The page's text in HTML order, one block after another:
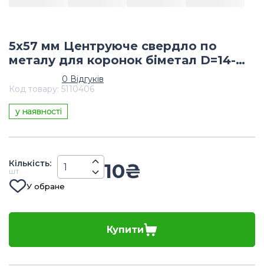
5х57 мм Центруюче свердло по
металу для коронок біметал D=14-
0 Відгуків
Код товару: 5110406
у наявності
Кiлькiсть:
шт. 10₴
У обране
Купити